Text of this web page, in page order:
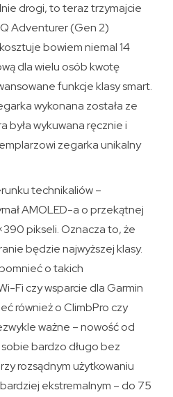
drogi, to teraz trzymajcie
Adventurer (Gen 2)
bowiem niemal 14
dla wielu osób kwotę
funkcje klasy smart.
wykonana została ze
była wykuwana ręcznie i
zegarka unikalny
technikaliów –
AMOLED-a o przekątnej
pikseli. Oznacza to, że
będzie najwyższej klasy.
o takich
Fi czy wsparcie dla Garmin
również o ClimbPro czy
ważne – nowość od
bardzo długo bez
rozsądnym użytkowaniu
ekstremalnym – do 75